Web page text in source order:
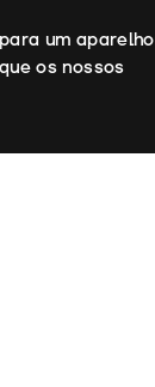
um aparelho
os nossos